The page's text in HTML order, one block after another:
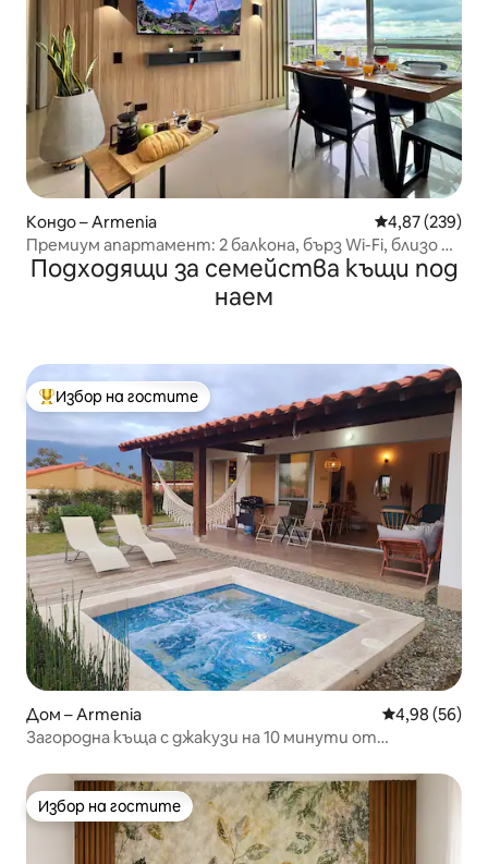
Кондо – Armenia Средна
4,87 (239)
Премиум апартамент: 2 балкона, бърз Wi-Fi, близо до
всичко
Подходящи за семейства къщи под
наем
Най-популярен избор на гостите
Избор на гостите
Дом – Armenia Средна
4,98 (56)
Загородна къща с джакузи на 10 минути от
Избор на гостите
Избор на гостите